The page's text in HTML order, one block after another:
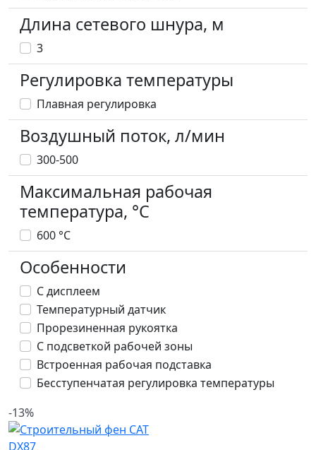
Длина сетевого шнура, м
3
Регулировка температуры
Плавная регулировка
Воздушный поток, л/мин
300-500
Максимальная рабочая
температура, °С
600 °С
Особенности
С дисплеем
Температурный датчик
Прорезиненная рукоятка
С подсветкой рабочей зоны
Встроенная рабочая подставка
Бесступенчатая регулировка температуры
-13%